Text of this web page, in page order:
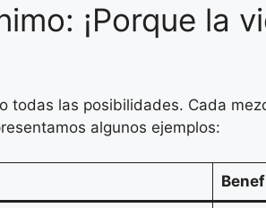
¡Porque la
las posibilidades. Cada
algunos ejemplos: